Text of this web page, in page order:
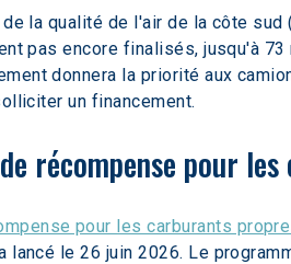
la qualité de l'air de la côte sud
pas encore finalisés, jusqu'à
donnera la priorité aux
un financement.
récompense pour
pour les carburants
lancé le 26 juin 2026. Le